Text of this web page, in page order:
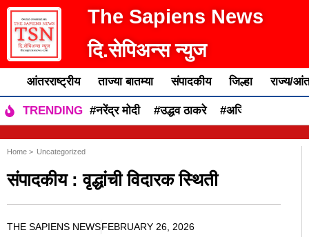
The Sapiens News
दि.सेपिअन्स न्युज
आंतरराष्ट्रीय ताज्या बातम्या संपादकीय जिल्हा राज्य/
TRENDING #नरेंद्र मोदी #उद्धव ठाकरे #अजित पवार
Home > Uncategorized
संपादकीय : वृद्धांची विदारक स्थिती
THE SAPIENS NEWSFEBRUARY 26, 2026